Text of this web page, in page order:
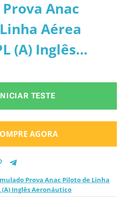
Prova Anac
Linha Aérea
(A) Inglês
2026?
Anac
Aérea
(A) Inglês
TESTE
AGORA
Prova Anac Piloto de Linha
(A) Inglês Aeronáutico